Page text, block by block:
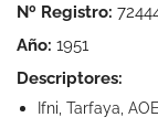
Nº Registro:
Año: 1951
Descriptores:
Ifni, Tarfaya, AOE